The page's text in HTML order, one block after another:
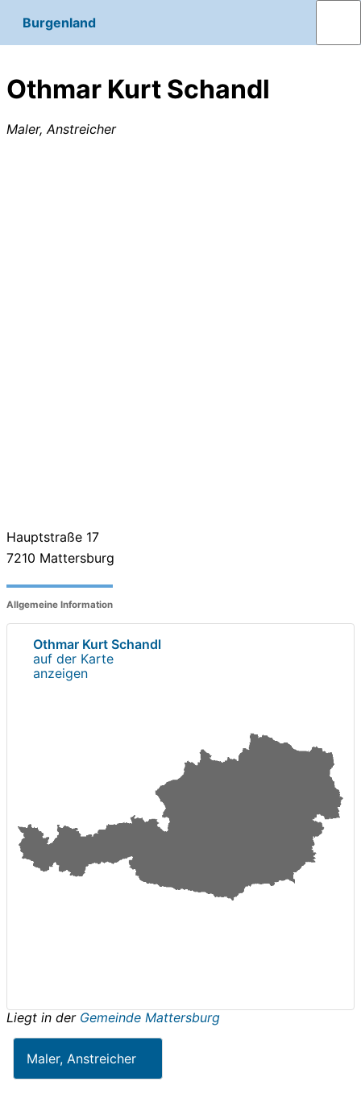
Burgenland
Othmar Kurt Schandl
Maler, Anstreicher
Hauptstraße 17
7210 Mattersburg
Allgemeine Information
Othmar Kurt Schandl
auf der Karte
anzeigen
Liegt in der Gemeinde Mattersburg
Maler, Anstreicher